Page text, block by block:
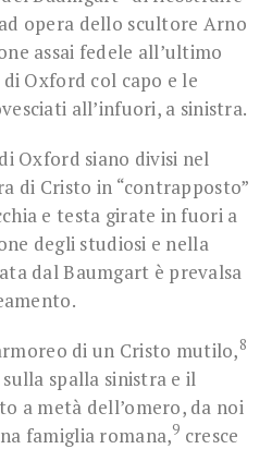
opera dello scultore Arno
assai fedele all’ultimo
Oxford col capo e le
all’infuori, a sinistra.
Oxford siano divisi nel
di Cristo in “contrapposto”
e testa girate in fuori a
degli studiosi e nella
dal Baumgart è prevalsa
di un Cristo mutilo,8
spalla sinistra e il
a metà dell’omero, da noi
famiglia romana,9 cresce